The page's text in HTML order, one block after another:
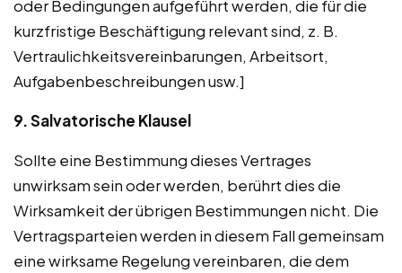
oder Bedingungen aufgeführt werden, die für die
kurzfristige Beschäftigung relevant sind, z. B.
Vertraulichkeitsvereinbarungen, Arbeitsort,
Aufgabenbeschreibungen usw.]
9. Salvatorische Klausel
Sollte eine Bestimmung dieses Vertrages
unwirksam sein oder werden, berührt dies die
Wirksamkeit der übrigen Bestimmungen nicht. Die
Vertragsparteien werden in diesem Fall gemeinsam
eine wirksame Regelung vereinbaren, die dem